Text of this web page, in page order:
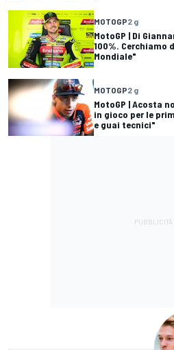
MOTOGP2 g
MotoGP | Di
100%. Cerchiamo
Mondiale"
MOTOGP2 g
MotoGP | Acosta
in gioco per le
e guai tecnici"